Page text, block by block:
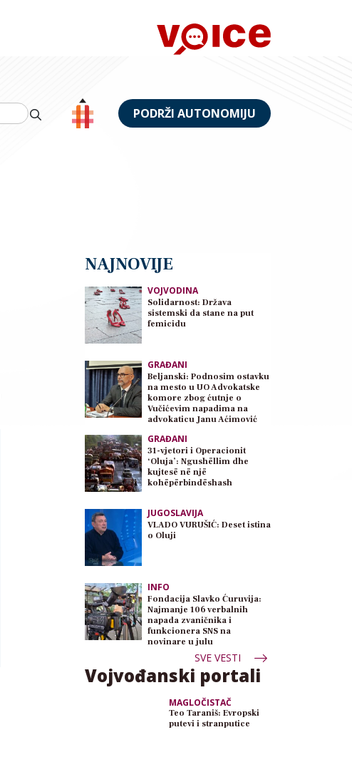
PODRŽI AUTONOMIJU
NAJNOVIJE
VOJVODINA
Solidarnost: Država
sistemski da stane na put
femicidu
GRAĐANI
Beljanski: Podnosim ostavku
na mesto u UO Advokatske
komore zbog ćutnje o
Vučićevim napadima na
advokaticu Janu Aćimović
GRAĐANI
31-vjetori i Operacionit
‘Oluja’: Ngushëllim dhe
kujtesë në një
kohëpërbindëshash
JUGOSLAVIJA
VLADO VURUŠIĆ: Deset istina
o Oluji
INFO
Fondacija Slavko Ćuruvija:
Najmanje 106 verbalnih
napada zvaničnika i
funkcionera SNS na
novinare u julu
SVE VESTI
Vojvođanski portali
MAGLOČISTAČ
Teo Taraniš: Evropski
putevi i stranputice